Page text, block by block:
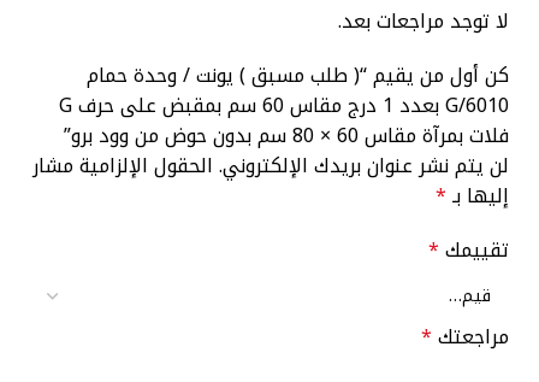
لا توجد مراجعات بعد.
كن أول من يقيم “( طلب مسبق ) يونت / وحدة حمام
G/6010 بعدد 1 درج مقاس 60 سم بمقبض على حرف G
فلات بمرآة مقاس 60 × 80 سم بدون حوض من وود برو”
لن يتم نشر عنوان بريدك الإلكتروني.الحقول الإلزامية مشار
إليها بـ*
تقييمك*
مراجعتك*